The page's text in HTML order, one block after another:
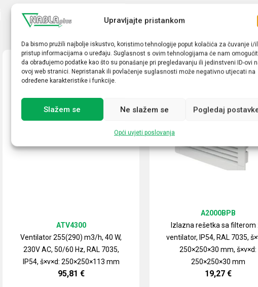
Upravljajte pristankom
Da bismo pružili najbolje iskustvo, koristimo tehnologije poput kolačića za čuvanje i/
pristup informacijama o uređaju. Suglasnost s ovim tehnologijama će nam
da obrađujemo podatke kao što su ponašanje pri pregledavanju ili jedinstveni ID-ovi
ovoj web stranici. Nepristanak ili povlačenje suglasnosti može negativno utjecati na
određene karakteristike i funkcije.
Slažem se Ne slažem se Pogledaj
Opći uvjeti poslovanja
Ventilator 255(290) m3/h, 40 W,
230V AC, 50/60 Hz, RAL 7035,
IP54, š×v×d: 250×250×113 mm
ATV4300
95,81 €
Izlazna rešetka sa filterom
ventilator, IP54, RAL 7035,
250×250×30 mm, š×v×d:
250×250×30 mm
A2000BPB
19,27 €